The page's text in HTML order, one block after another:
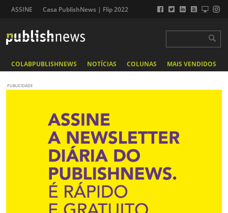
ASSINE Casa PublishNews | Flip 2022
COLABPUBLISHNEWS NOTÍCIAS COLUNAS MAIS VENDIDOS
PUBLICIDADE